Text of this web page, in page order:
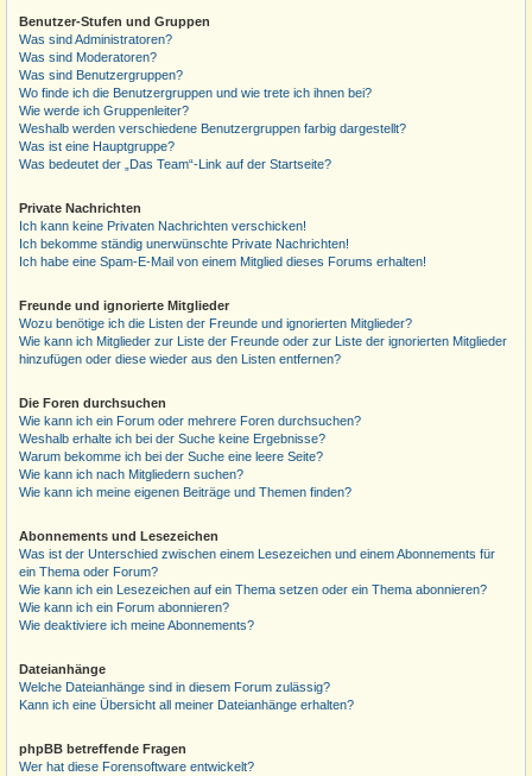
Benutzer-Stufen und Gruppen
Was sind Administratoren?
Was sind Moderatoren?
Was sind Benutzergruppen?
Wo finde ich die Benutzergruppen und wie trete ich ihnen bei?
Wie werde ich Gruppenleiter?
Weshalb werden verschiedene Benutzergruppen farbig dargestellt?
Was ist eine Hauptgruppe?
Was bedeutet der „Das Team“-Link auf der Startseite?
Private Nachrichten
Ich kann keine Privaten Nachrichten verschicken!
Ich bekomme ständig unerwünschte Private Nachrichten!
Ich habe eine Spam-E-Mail von einem Mitglied dieses Forums erhalten!
Freunde und ignorierte Mitglieder
Wozu benötige ich die Listen der Freunde und ignorierten Mitglieder?
Wie kann ich Mitglieder zur Liste der Freunde oder zur Liste der ignorierten Mitglieder
hinzufügen oder diese wieder aus den Listen entfernen?
Die Foren durchsuchen
Wie kann ich ein Forum oder mehrere Foren durchsuchen?
Weshalb erhalte ich bei der Suche keine Ergebnisse?
Warum bekomme ich bei der Suche eine leere Seite?
Wie kann ich nach Mitgliedern suchen?
Wie kann ich meine eigenen Beiträge und Themen finden?
Abonnements und Lesezeichen
Was ist der Unterschied zwischen einem Lesezeichen und einem Abonnements für
ein Thema oder Forum?
Wie kann ich ein Lesezeichen auf ein Thema setzen oder ein Thema abonnieren?
Wie kann ich ein Forum abonnieren?
Wie deaktiviere ich meine Abonnements?
Dateianhänge
Welche Dateianhänge sind in diesem Forum zulässig?
Kann ich eine Übersicht all meiner Dateianhänge erhalten?
phpBB betreffende Fragen
Wer hat diese Forensoftware entwickelt?